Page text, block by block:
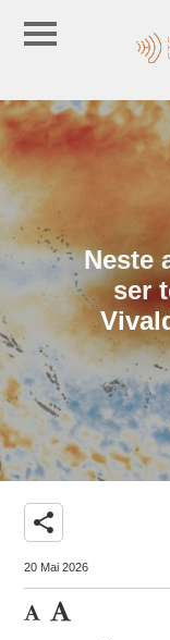
Neste
ser
share
20 Mai 2026